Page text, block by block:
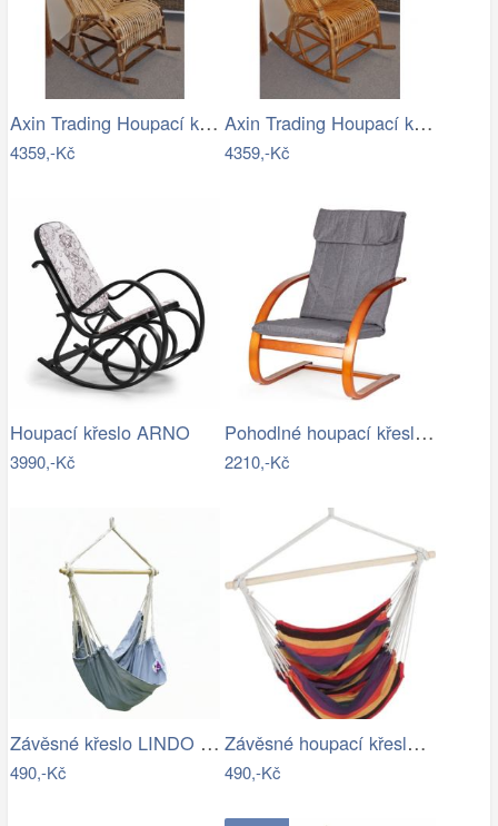
Axin Trading Houpací křeslo Klasik…
4359,-Kč
Axin Trading Houpací křeslo Klasik…
4359,-Kč
Houpací křeslo ARNO
3990,-Kč
Pohodlné houpací křeslo ModernHome |…
2210,-Kč
Závěsné křeslo LINDO NEW Tempo Kondela
490,-Kč
Závěsné houpací křeslo Cozyz pásek…
490,-Kč